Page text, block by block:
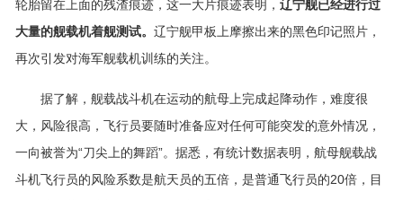
轮胎留在上面的残渣痕迹，这一大片痕迹表明，辽宁舰已经进行过
大量的舰载机着舰测试。辽宁舰甲板上摩擦出来的黑色印记照片，
再次引发对海军舰载机训练的关注。
据了解，舰载战斗机在运动的航母上完成起降动作，难度很
大，风险很高，飞行员要随时准备应对任何可能突发的意外情况，
一向被誉为“刀尖上的舞蹈”。据悉，有统计数据表明，航母舰载战
斗机飞行员的风险系数是航天员的五倍，是普通飞行员的20倍，目